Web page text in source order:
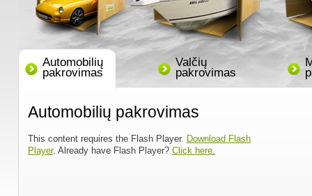
Automobilių
pakrovimas
Valčių
pakrovimas
Automobilių pakrovimas
This content requires the Flash Player. Download Flash
Player. Already have Flash Player? Click here.